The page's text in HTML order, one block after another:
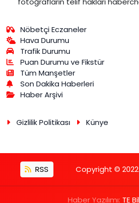
Nöbetçi Eczaneler
Hava Durumu
Trafik Durumu
Puan Durumu ve Fikstür
Tüm Manşetler
Son Dakika Haberleri
Haber Arşivi
Gizlilik Politikası Künye
RSS Copyright © 2022.
Haber Yazılımı: TE